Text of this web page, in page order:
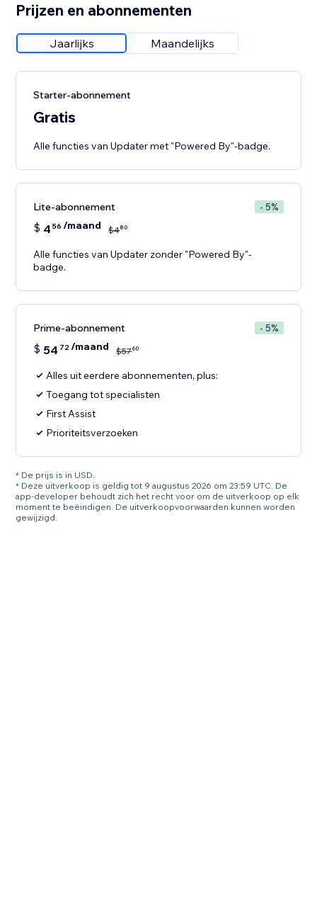
Prijzen en abonnementen
Jaarlijks Maandelijks
Starter-abonnement
Gratis
Alle functies van Updater met "Powered By"-badge.
Lite-abonnement - 5%
$ 4 56 /maand $480
Alle functies van Updater zonder "Powered By"-
badge.
Prime-abonnement - 5%
$ 54 72/maand $5760
Alles uit eerdere abonnementen, plus:
Toegang tot specialisten
First Assist
Prioriteitsverzoeken
* De prijs is in USD.
* Deze uitverkoop is geldig tot 9 augustus 2026 om 23:59 UTC. De
app-developer behoudt zich het recht voor om de uitverkoop op elk
moment te beëindigen. De uitverkoopvoorwaarden kunnen worden
gewijzigd.